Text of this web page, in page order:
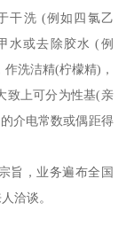
干洗 (例如四氯乙
水或去除胶水 (例
洗洁精(柠檬精)，
致上可分为性基(亲
介电常数或偶距得
旨，业务遍布全国
洽谈。